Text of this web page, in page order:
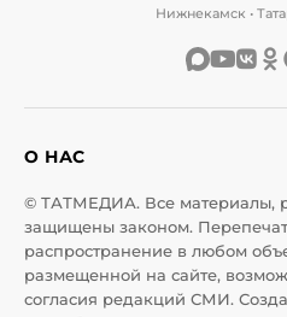
Нижнекамск •
О НАС
© ТАТМЕДИА. Все материалы,
защищены законом.
распространение в любом
размещенной на сайте,
согласия редакций СМИ.